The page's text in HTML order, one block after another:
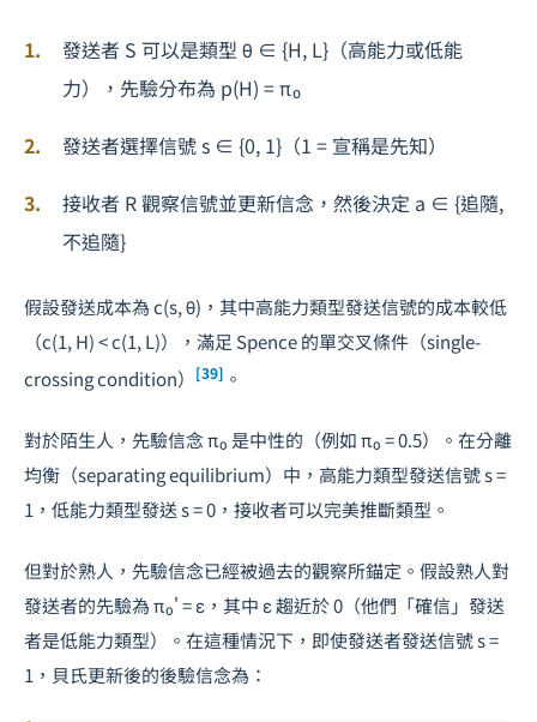
發送者 S 可以是類型 θ ∈ {H, L}（高能力或低能
力），先驗分布為 p(H) = π₀
發送者選擇信號 s ∈ {0, 1}（1 = 宣稱是先知）
接收者 R 觀察信號並更新信念，然後決定 a ∈ {追隨,
不追隨}
假設發送成本為 c(s, θ)，其中高能力類型發送信號的成本較低
（c(1, H) < c(1, L)），滿足 Spence 的單交叉條件（single-
crossing condition）
[39] 。
對於陌生人，先驗信念 π₀ 是中性的（例如 π₀ = 0.5）。在分離
均衡（separating equilibrium）中，高能力類型發送信號 s =
1，低能力類型發送 s = 0，接收者可以完美推斷類型。
但對於熟人，先驗信念已經被過去的觀察所錨定。假設熟人對
發送者的先驗為 π₀' = ε，其中 ε 趨近於 0（他們「確信」發送
者是低能力類型）。在這種情況下，即使發送者發送信號 s =
1，貝氏更新後的後驗信念為：